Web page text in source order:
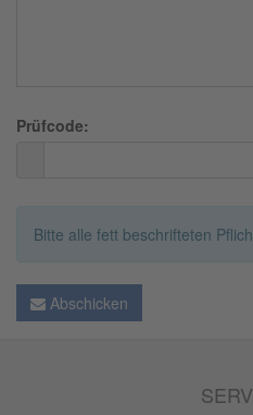
Prüfcode:
Bitte alle fett beschrifteten
Abschicken